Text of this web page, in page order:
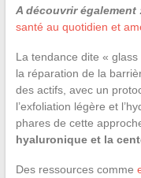
A découvrir également
santé au quotidien et
La tendance dite «
la réparation de la
des actifs, avec un
l’exfoliation légère et
phares de cette
hyaluronique et la
Des ressources comme